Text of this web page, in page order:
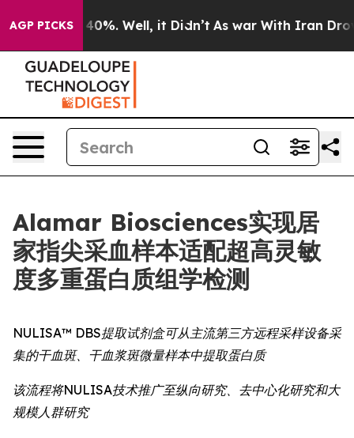
AGP PICKS40%. Well, it Didn’t As war With Iran Drove
Alamar Biosciences实现居
家指尖采血样本适配超高灵敏
度多重蛋白质组学检测
NULISA™ DBS提取试剂盒可从主流第三方远程采样设备采
集的干血斑、干血浆斑微量样本中提取蛋白质
该流程将NULISA技术推广至纵向研究、去中心化研究和大
规模人群研究